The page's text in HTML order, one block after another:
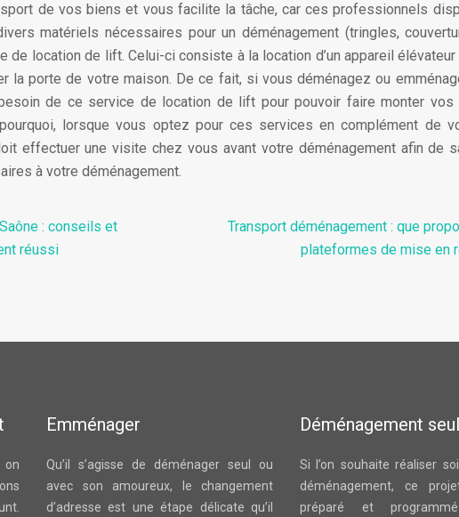
de vos biens et vous facilite la tâche, car ces professionnels
matériels nécessaires pour un déménagement (tringles,
de location de lift. Celui-ci consiste à la location d’un appareil
la porte de votre maison. De ce fait, si vous déménagez ou
de ce service de location de lift pour pouvoir faire monter vos
pourquoi, lorsque vous optez pour ces services en complément de
effectuer une visite chez vous avant votre déménagement afin de
à votre déménagement.
: conseils et
réussi
Transport déménagement : que
plateformes de mise en
on
Emménager
Qu’il s’agisse de déménager seul ou
avec son amoureux, le changement
d’adresse est une étape délicate qu’il
Déménagement seul
Si l’on souhaite réaliser
déménagement, ce
préparé et